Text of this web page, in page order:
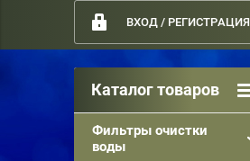
ВХОД / РЕГИСТРАЦИЯ
Каталог товаров
Фильтры очистки
воды